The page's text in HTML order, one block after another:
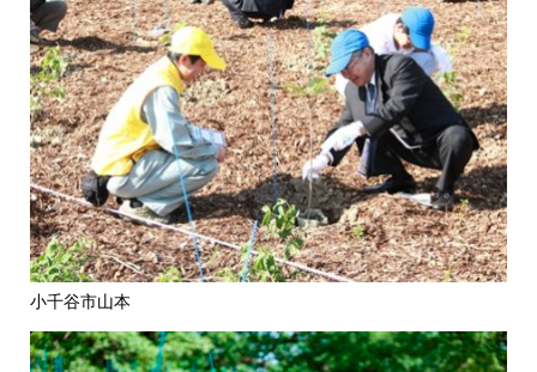
小千谷市山本